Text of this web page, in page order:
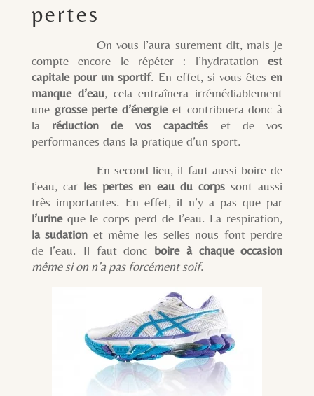
pertes
On vous l’aura surement dit, mais je
compte encore le répéter : l’hydratationest
capitale pour un sportif. En effet, si vous êtesen
manque d’eau, cela entraînera irrémédiablement
une grosse perte d’énergieet contribuera donc à
la réduction de vos capacités et de vos
performances dans la pratique d’un sport.
En second lieu, il faut aussi boire de
l’eau, car les pertes en eau du corpssont aussi
très importantes. En effet, il n’y a pas que par
l’urineque le corps perd de l’eau. La respiration,
la sudation et même les selles nous font perdre
de l’eau. Il faut donc boire à chaque occasion
même si on n’a pas forcément soif.